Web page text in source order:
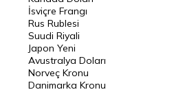
Riyal Kuru
Avustralya Doları
Danimarka Kronu Kuru
Kanada Doları Kuru
İsviçre Frangı
Rus Rublesi
Suudi Riyali
Japon Yeni
Avustralya Doları
Norveç Kronu
Danimarka Kronu